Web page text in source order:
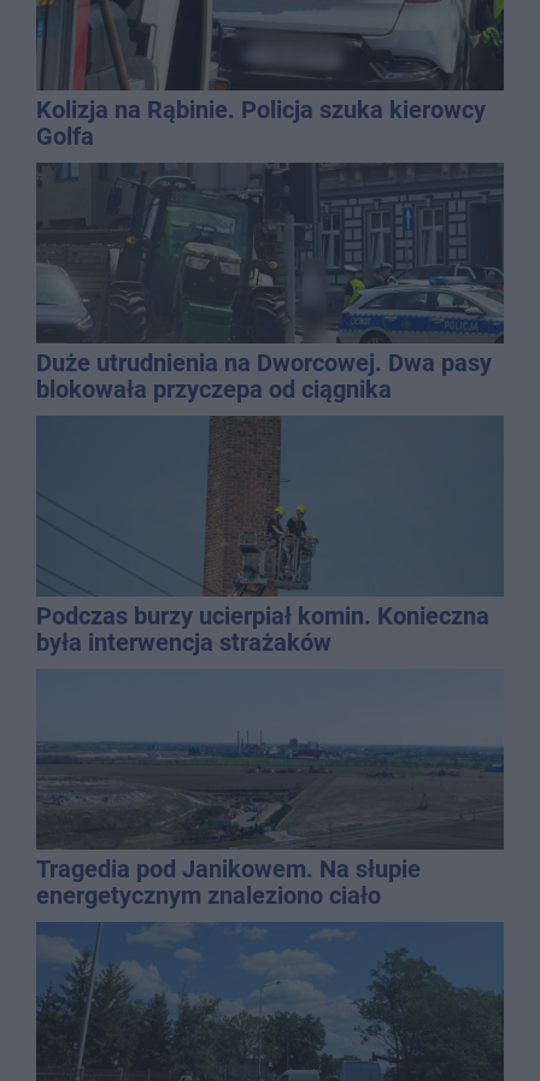
Kolizja na Rąbinie. Policja szuka kierowcy
Golfa
Duże utrudnienia na Dworcowej. Dwa pasy
blokowała przyczepa od ciągnika
Podczas burzy ucierpiał komin. Konieczna
była interwencja strażaków
Tragedia pod Janikowem. Na słupie
energetycznym znaleziono ciało
mężczyzny